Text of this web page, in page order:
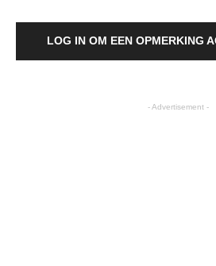
LOG IN OM EEN OPMERKING
- Advertisement -